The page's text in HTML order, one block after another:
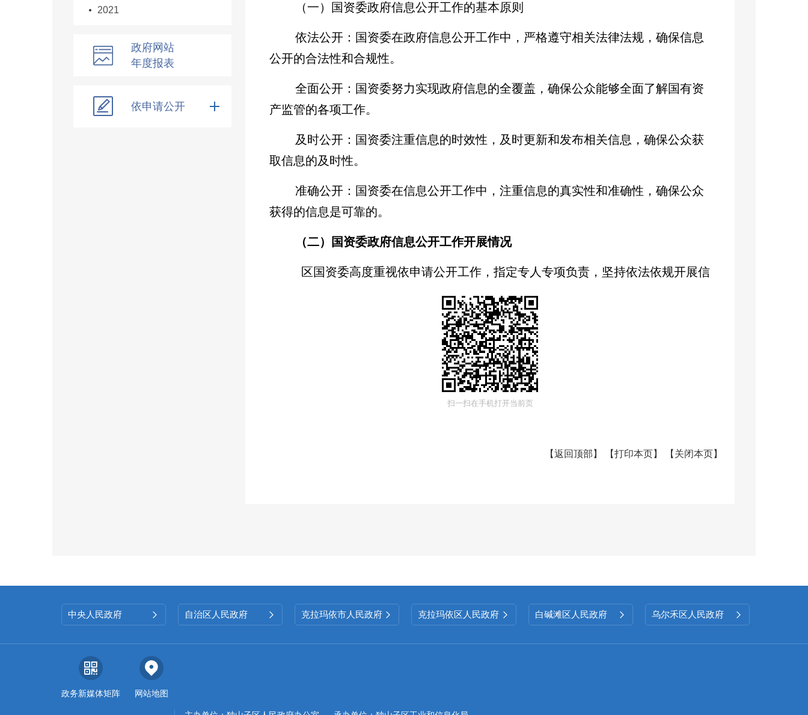
2021
政府网站
年度报表
依申请公开
（一） 国资委政府信息公开工作的基本原则
依法公开：国资委在政府信息公开工作中，严格遵守相关法律法规，确保信息
公开的合法性和合规性。
全面公开：国资委努力实现政府信息的全覆盖，确保公众能够全面了解国有资
产监管的各项工作。
及时公开：国资委注重信息的时效性，及时更新和发布相关信息，确保公众获
取信息的及时性。
准确公开：国资委在信息公开工作中，注重信息的真实性和准确性，确保公众
获得的信息是可靠的。
（二） 国资委政府信息公开工作开展情况
区国资委高度重视依申请公开工作，指定专人专项负责，坚持依法依规开展信
。持续完善审核发布机制，划定公开范围界限，
科室提供材料，办公室人员做好信息录入工作，为开展好政府信息公开工作提供了
。定期组织人员学习《中华人民共和国政府信息公开条例》等与政务公开
工作相关的法律法规，形成委领导亲自抓，各科室协调配合，信息发布严格执行
保险”机制，确保信息公开工作及时有效开展。
件
第二十条第（五）项
扫一扫在手机打开当前页
【返回顶部 】 【打印本页】 【 关闭本页】
中央人民政府  自治区人民政府  克拉玛依市人民政府  克拉玛依区人民政府  白碱滩区人民政府  乌尔禾区人民政府 
政务新媒体矩阵 网站地图